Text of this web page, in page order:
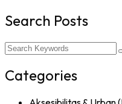
Search Posts
Categories